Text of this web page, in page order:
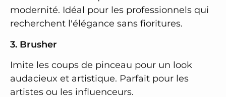
modernité. Idéal pour les professionnels qui
recherchent l'élégance sans fioritures.
3. Brusher
Imite les coups de pinceau pour un look
audacieux et artistique. Parfait pour les
artistes ou les influenceurs.